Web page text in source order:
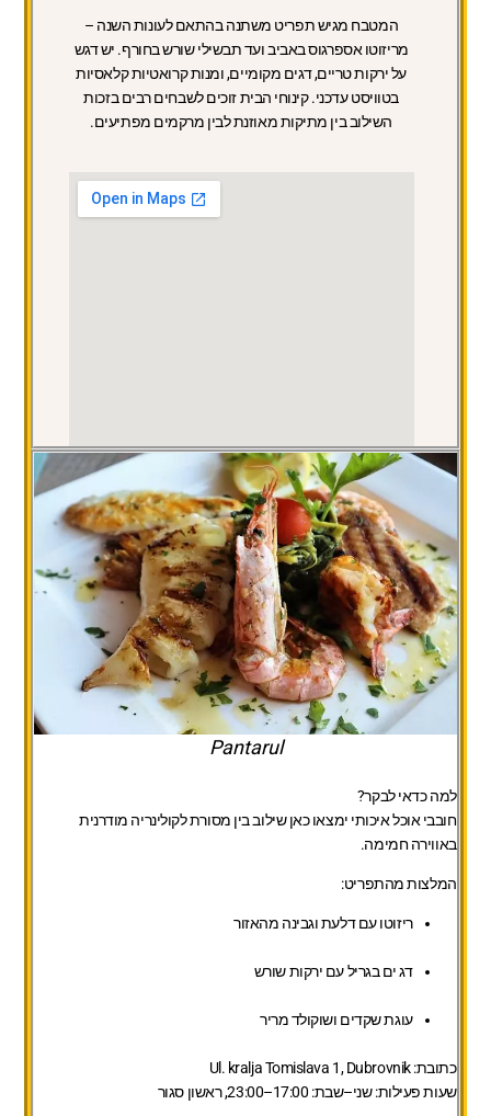
המטבח מגיש תפריט משתנה בהתאם לעונות השנה –
מריזוטו אספרגוס באביב ועד תבשילי שורש בחורף. יש דגש
על ירקות טריים, דגים מקומיים, ומנות קרואטיות קלאסיות
בטוויסט עדכני. קינוחי הבית זוכים לשבחים רבים בזכות
השילוב בין מתיקות מאוזנת לבין מרקמים מפתיעים.
Pantarul
למה כדאי לבקר?
חובבי אוכל איכותי ימצאו כאן שילוב בין מסורת לקולינריה מודרנית
באווירה חמימה.
המלצות מהתפריט:
ריזוטו עם דלעת וגבינה מהאזור
דג ים בגריל עם ירקות שורש
עוגת שקדים ושוקולד מריר
כתובת:Ul. kralja Tomislava 1, Dubrovnik
שעות פעילות:שני–שבת: 17:00–23:00, ראשון סגור